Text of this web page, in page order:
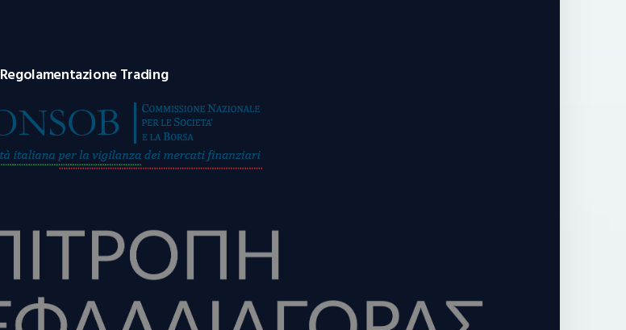
Regolamentazione Trading